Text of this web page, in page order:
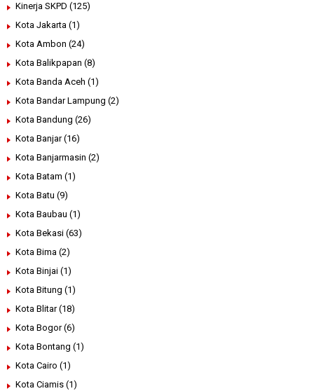
Kinerja SKPD (125)
Kota Jakarta (1)
Kota Ambon (24)
Kota Balikpapan (8)
Kota Banda Aceh (1)
Kota Bandar Lampung (2)
Kota Bandung (26)
Kota Banjar (16)
Kota Banjarmasin (2)
Kota Batam (1)
Kota Batu (9)
Kota Baubau (1)
Kota Bekasi (63)
Kota Bima (2)
Kota Binjai (1)
Kota Bitung (1)
Kota Blitar (18)
Kota Bogor (6)
Kota Bontang (1)
Kota Cairo (1)
Kota Ciamis (1)